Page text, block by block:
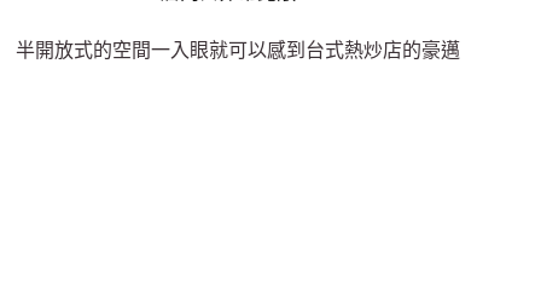
半開放式的空間一入眼就可以感到台式熱炒店的豪邁